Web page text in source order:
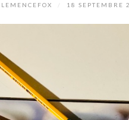
18 SEPTEMBRE